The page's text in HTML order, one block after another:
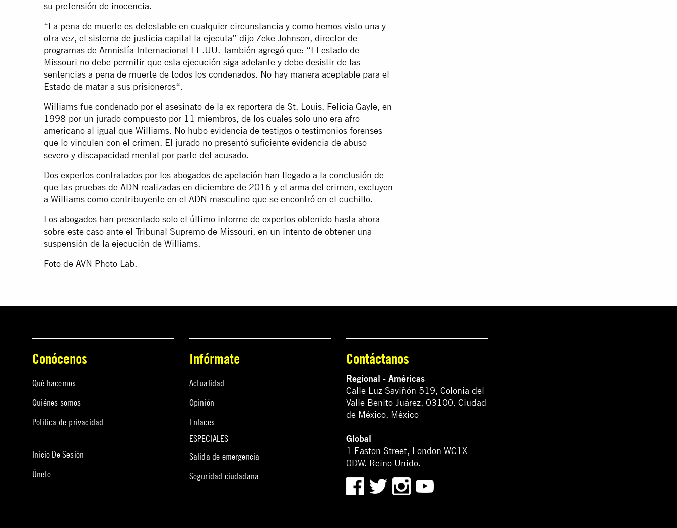
su pretensión de inocencia.
“La pena de muerte es detestable en cualquier circunstancia y como hemos visto una y
otra vez, el sistema de justicia capital la ejecuta” dijo Zeke Johnson, director de
programas de Amnistía Internacional EE.UU. También agregó que: “El estado de
Missouri no debe permitir que esta ejecución siga adelante y debe desistir de las
sentencias a pena de muerte de todos los condenados. No hay manera aceptable para el
Estado de matar a sus prisioneros“.
Williams fue condenado por el asesinato de la ex reportera de St. Louis, Felicia Gayle, en
1998 por un jurado compuesto por 11 miembros, de los cuales solo uno era afro
americano al igual que Williams. No hubo evidencia de testigos o testimonios forenses
que lo vinculen con el crimen. El jurado no presentó suficiente evidencia de abuso
severo y discapacidad mental por parte del acusado.
Dos expertos contratados por los abogados de apelación han llegado a la conclusión de
que las pruebas de ADN realizadas en diciembre de 2016 y el arma del crimen, excluyen
a Williams como contribuyente en el ADN masculino que se encontró en el cuchillo.
Los abogados han presentado solo el último informe de expertos obtenido hasta ahora
sobre este caso ante el Tribunal Supremo de Missouri, en un intento de obtener una
suspensión de la ejecución de Williams.
Foto de AVN Photo Lab.
Conócenos
Qué hacemos
Quiénes somos
Política de privacidad
Inicio De Sesión
Únete
Infórmate
Actualidad
Opinión
Enlaces
ESPECIALES
Salida de emergencia
Seguridad ciudadana
Contáctanos
Regional - Américas
Calle Luz Saviñón 519, Colonia del
Valle Benito Juárez, 03100. Ciudad
de México, México
Global
1 Easton Street, London WC1X
0DW. Reino Unido.